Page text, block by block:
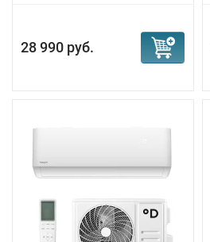
28 990 руб.